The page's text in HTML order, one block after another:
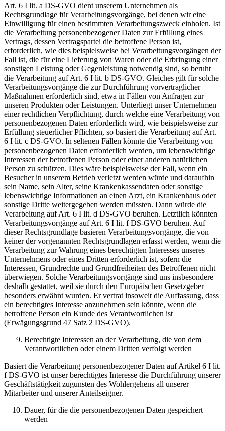
Art. 6 I lit. a DS-GVO dient unserem Unternehmen als
Rechtsgrundlage für Verarbeitungsvorgänge, bei denen wir eine
Einwilligung für einen bestimmten Verarbeitungszweck einholen. Ist
die Verarbeitung personenbezogener Daten zur Erfüllung eines
Vertrags, dessen Vertragspartei die betroffene Person ist,
erforderlich, wie dies beispielsweise bei Verarbeitungsvorgängen der
Fall ist, die für eine Lieferung von Waren oder die Erbringung einer
sonstigen Leistung oder Gegenleistung notwendig sind, so beruht
die Verarbeitung auf Art. 6 I lit. b DS-GVO. Gleiches gilt für solche
Verarbeitungsvorgänge die zur Durchführung vorvertraglicher
Maßnahmen erforderlich sind, etwa in Fällen von Anfragen zur
unseren Produkten oder Leistungen. Unterliegt unser Unternehmen
einer rechtlichen Verpflichtung, durch welche eine Verarbeitung von
personenbezogenen Daten erforderlich wird, wie beispielsweise zur
Erfüllung steuerlicher Pflichten, so basiert die Verarbeitung auf Art.
6 I lit. c DS-GVO. In seltenen Fällen könnte die Verarbeitung von
personenbezogenen Daten erforderlich werden, um lebenswichtige
Interessen der betroffenen Person oder einer anderen natürlichen
Person zu schützen. Dies wäre beispielsweise der Fall, wenn ein
Besucher in unserem Betrieb verletzt werden würde und daraufhin
sein Name, sein Alter, seine Krankenkassendaten oder sonstige
lebenswichtige Informationen an einen Arzt, ein Krankenhaus oder
sonstige Dritte weitergegeben werden müssten. Dann würde die
Verarbeitung auf Art. 6 I lit. d DS-GVO beruhen. Letztlich könnten
Verarbeitungsvorgänge auf Art. 6 I lit. f DS-GVO beruhen. Auf
dieser Rechtsgrundlage basieren Verarbeitungsvorgänge, die von
keiner der vorgenannten Rechtsgrundlagen erfasst werden, wenn die
Verarbeitung zur Wahrung eines berechtigten Interesses unseres
Unternehmens oder eines Dritten erforderlich ist, sofern die
Interessen, Grundrechte und Grundfreiheiten des Betroffenen nicht
überwiegen. Solche Verarbeitungsvorgänge sind uns insbesondere
deshalb gestattet, weil sie durch den Europäischen Gesetzgeber
besonders erwähnt wurden. Er vertrat insoweit die Auffassung, dass
ein berechtigtes Interesse anzunehmen sein könnte, wenn die
betroffene Person ein Kunde des Verantwortlichen ist
(Erwägungsgrund 47 Satz 2 DS-GVO).
Berechtigte Interessen an der Verarbeitung, die von dem
Verantwortlichen oder einem Dritten verfolgt werden
Basiert die Verarbeitung personenbezogener Daten auf Artikel 6 I lit.
f DS-GVO ist unser berechtigtes Interesse die Durchführung unserer
Geschäftstätigkeit zugunsten des Wohlergehens all unserer
Mitarbeiter und unserer Anteilseigner.
Dauer, für die die personenbezogenen Daten gespeichert
werden